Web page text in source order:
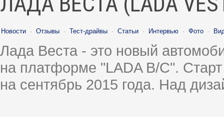
Новости · Отзывы · Тест-драйвы · Статьи · Интервью · Фото ·
Лада Веста - это новый
на платформе "LADA B/C".
на сентябрь 2015 года. Над